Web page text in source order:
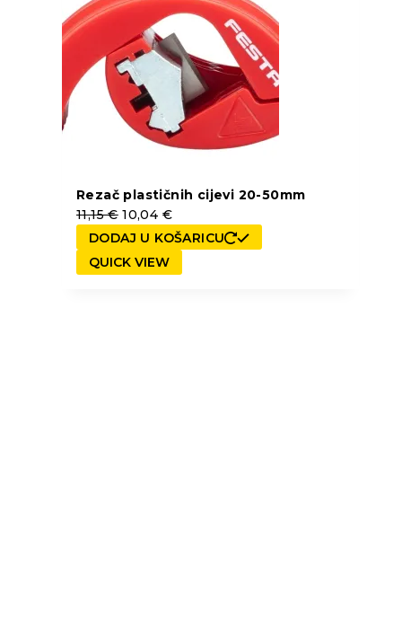
Rezač plastičnih cijevi 20-50mm
11,15€ 10,04 €
DODAJ U KOŠARICU
QUICK VIEW